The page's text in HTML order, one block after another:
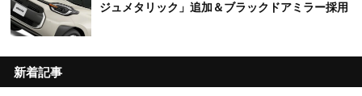
ジュメタリック」追加＆ブラックドアミラー採用
新着記事